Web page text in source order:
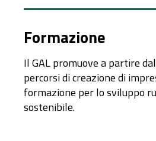
Formazione
Il GAL promuove a partire
percorsi di creazione di
formazione per lo sviluppo
sostenibile.